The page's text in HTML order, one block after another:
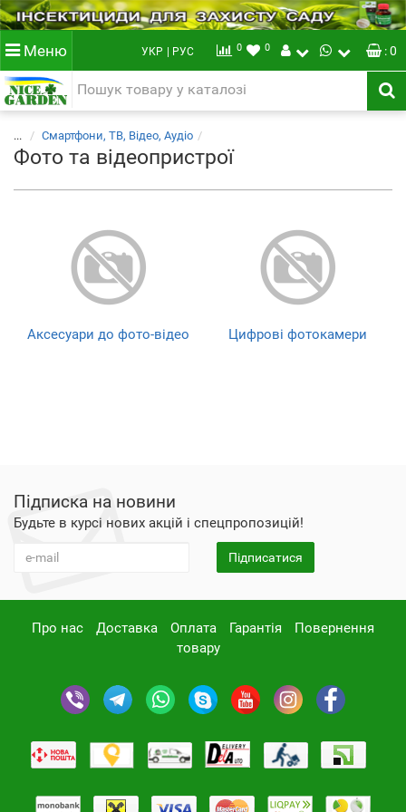
Меню УКР | РУС 0 0 : 0
... Смартфони, ТВ, Відео, Аудіо
Фото та відеопристрої
Аксесуари до фото-відео Цифрові фотокамери
Підписка на новини
Будьте в курсі нових акцій і спецпропозицій!
Підписатися
Про нас Доставка Оплата Гарантія
Повернення
товару